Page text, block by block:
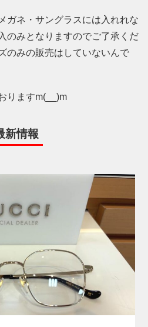
ガネ・サングラスには入れれな
のみとなりますのでご了承くだ
のみの販売はしていないんで
りますm(__)m
新情報